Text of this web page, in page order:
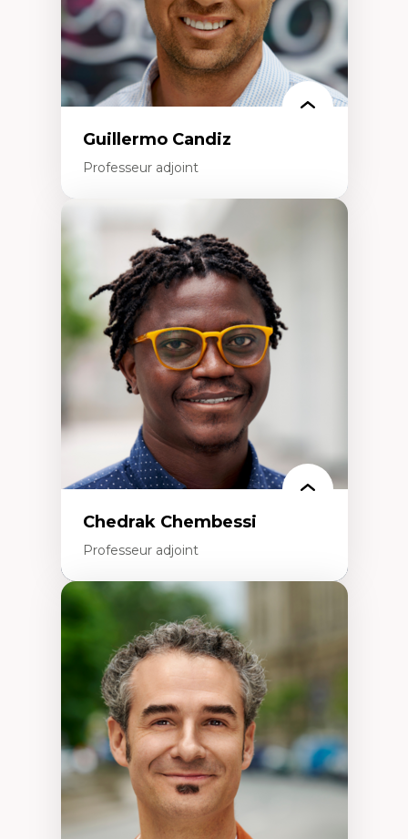
Guillermo Candiz
Professeur adjoint
Expertises
Trajectoires migratoires
Migrations forcées
Études des frontières; Enjeux géopolitiques
des migrations
Politiques migratoires
Réfugiés
Demandeurs d’asile
Migrations irrégulières
Migrations temporaires
Migration et changement climatique
Migration et développement
Chedrak Chembessi
Professeur adjoint
Économie circulaire
Modèles d’affaires durables
Histoire des faits économiques
Gestion durable des ressources naturelles
Écologie industrielle
Aménagement durable du territoire
Développement régional
Coopératives
Télétravail en milieu rural francophone
Transition socio-écologique